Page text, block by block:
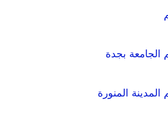
بجدة
المنورة